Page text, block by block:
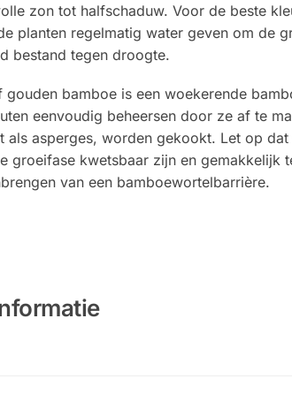
zon tot halfschaduw. Voor de beste
planten regelmatig water geven om de
bestand tegen droogte.
gouden bamboe is een woekerende
eenvoudig beheersen door ze af te
als asperges, worden gekookt. Let op
groeifase kwetsbaar zijn en
van een bamboewortelbarrière.